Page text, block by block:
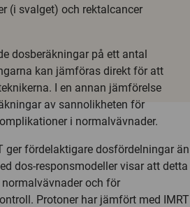
(i svalget) och rektalcancer
dosberäkningar på ett antal
kan jämföras direkt för att
I en annan jämförelse
av sannolikheten för
i normalvävnader.
ger fördelaktigare dosfördelningar än
dos-responsmodeller visar att detta
och för
Protoner har jämfört med IMRT